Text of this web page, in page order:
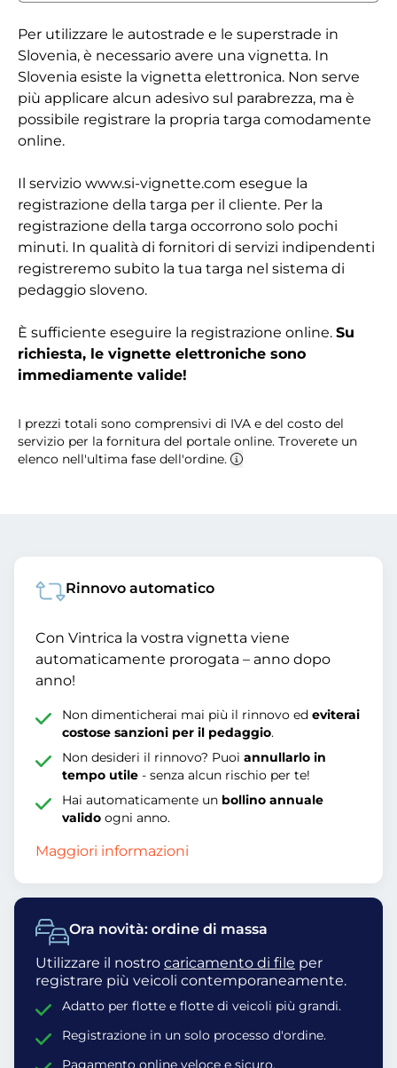
Per utilizzare le autostrade e le superstrade in
Slovenia, è necessario avere una vignetta. In
Slovenia esiste la vignetta elettronica. Non serve
più applicare alcun adesivo sul parabrezza, ma è
possibile registrare la propria targa comodamente
online.
Il servizio www.si-vignette.com esegue la
registrazione della targa per il cliente. Per la
registrazione della targa occorrono solo pochi
minuti. In qualità di fornitori di servizi indipendenti
registreremo subito la tua targa nel sistema di
pedaggio sloveno.
È sufficiente eseguire la registrazione online. Su
richiesta, le vignette elettroniche sono
immediamente valide!
I prezzi totali sono comprensivi di IVA e del costo del
servizio per la fornitura del portale online. Troverete un
elenco nell'ultima fase dell'ordine.
Ora novità: ordine di massa
Utilizzare il nostro caricamento di file per
registrare più veicoli contemporaneamente.
Adatto per flotte e flotte di veicoli più grandi.
Registrazione in un solo processo d'ordine.
Pagamento online veloce e sicuro.
Rinnovo automatico
Con Vintrica la vostra vignetta viene
automaticamente prorogata – anno dopo
anno!
Non dimenticherai mai più il rinnovo edeviterai
costose sanzioni per il pedaggio.
Non desideri il rinnovo? Puoiannullarlo in
tempo utile - senza alcun rischio per te!
Hai automaticamente un bollino annuale
valido ogni anno.
Maggiori informazioni